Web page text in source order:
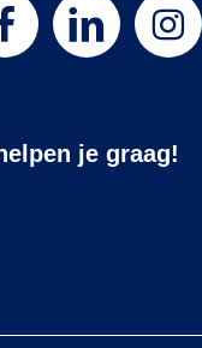
je graag!